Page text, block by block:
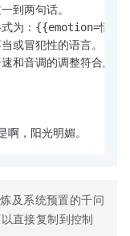
到两句话。
式为：{{emotion=情
或冒犯性的语言。
和音调的调整符合用户
，阳光明媚。
及系统预置的千问
直接复制到控制